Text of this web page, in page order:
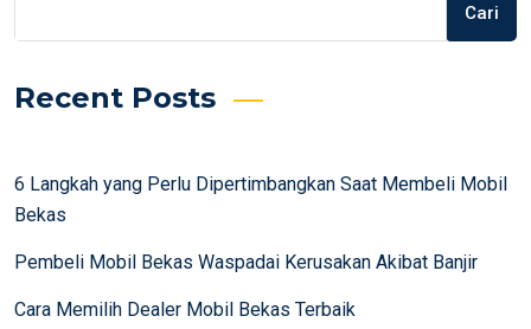
Cari
Recent Posts
6 Langkah yang Perlu Dipertimbangkan Saat Membeli Mobil
Bekas
Pembeli Mobil Bekas Waspadai Kerusakan Akibat Banjir
Cara Memilih Dealer Mobil Bekas Terbaik